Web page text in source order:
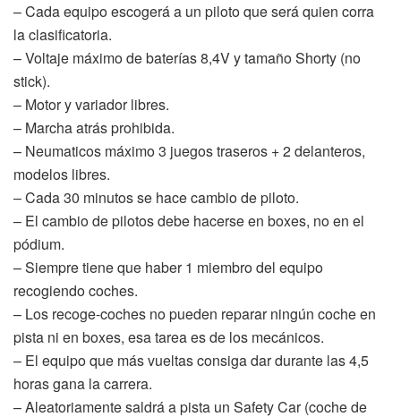
– Cada equipo escogerá a un piloto que será quien corra
la clasificatoria.
– Voltaje máximo de baterías 8,4V y tamaño Shorty (no
stick).
– Motor y variador libres.
– Marcha atrás prohibida.
– Neumaticos máximo 3 juegos traseros + 2 delanteros,
modelos libres.
– Cada 30 minutos se hace cambio de piloto.
– El cambio de pilotos debe hacerse en boxes, no en el
pódium.
– Siempre tiene que haber 1 miembro del equipo
recogiendo coches.
– Los recoge-coches no pueden reparar ningún coche en
pista ni en boxes, esa tarea es de los mecánicos.
– El equipo que más vueltas consiga dar durante las 4,5
horas gana la carrera.
– Aleatoriamente saldrá a pista un Safety Car (coche de